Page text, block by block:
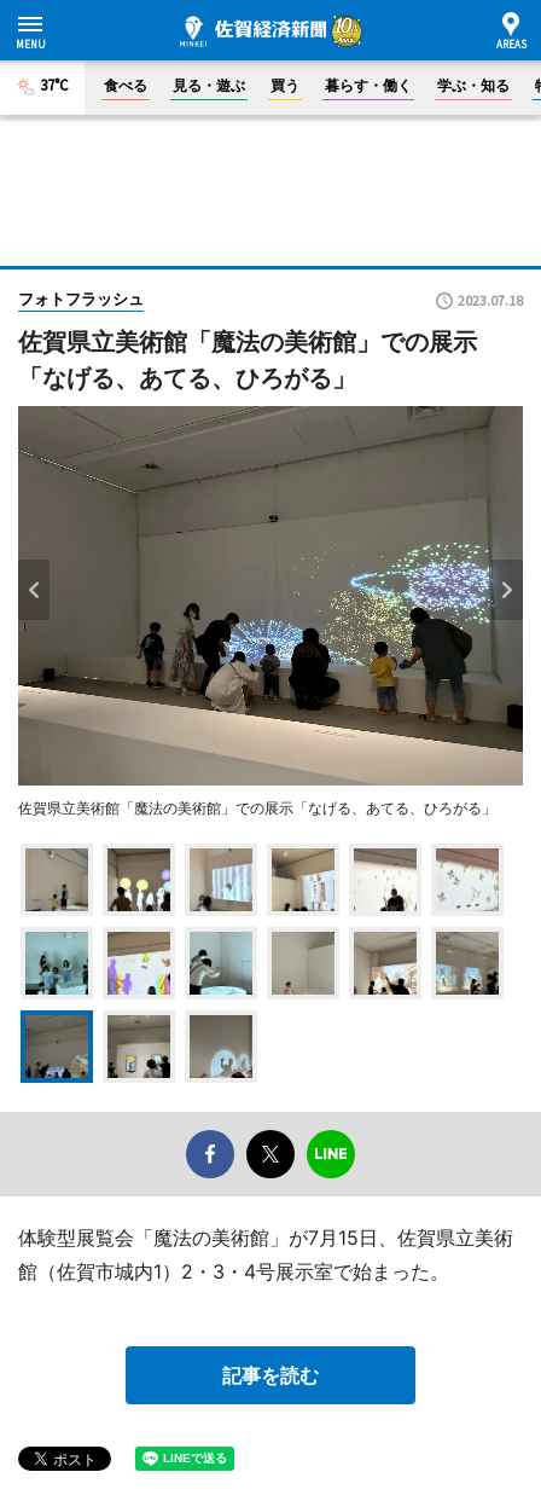
37°C 食べる 見る・遊ぶ 買う 暮らす・働く 学ぶ・知る
フォトフラッシュ 2023.07.18
佐賀県立美術館「魔法の美術館」での展示
「なげる、あてる、ひろがる」
佐賀県立美術館「魔法の美術館」での展示「なげる、あてる、ひろがる」
体験型展覧会「魔法の美術館」が7月15日、佐賀県立美術
館（佐賀市城内1）2・3・4号展示室で始まった。
記事を読む